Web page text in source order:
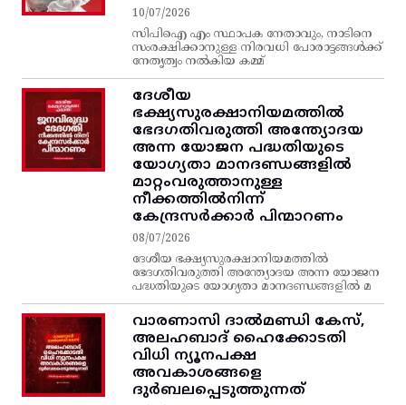
10/07/2026
സിപിഐ എം സ്ഥാപക നേതാവും, നാടിനെ
സംരക്ഷിക്കാനുള്ള നിരവധി പോരാട്ടങ്ങള്‍ക്ക്‌
നേതൃത്വം നല്‍കിയ കമ്മ്
ദേശീയ
ഭക്ഷ്യസുരക്ഷാനിയമത്തിൽ
ഭേദഗതിവരുത്തി അന്ത്യോദയ
അന്ന യോജന പദ്ധതിയുടെ
യോഗ്യതാ മാനദണ്ഡങ്ങളിൽ
മാറ്റംവരുത്താനുള്ള
നീക്കത്തിൽനിന്ന്‌
കേന്ദ്രസർക്കാർ പിന്മാറണം
08/07/2026
ദേശീയ ഭക്ഷ്യസുരക്ഷാനിയമത്തിൽ
ഭേദഗതിവരുത്തി അന്ത്യോദയ അന്ന യോജന
പദ്ധതിയുടെ യോഗ്യതാ മാനദണ്ഡങ്ങളിൽ മ
വാരണാസി ദാൽമണ്ഡി കേസ്,
അലഹബാദ് ഹൈക്കോടതി
വിധി ന്യൂനപക്ഷ
അവകാശങ്ങളെ
ദുർബലപ്പെടുത്തുന്നത്